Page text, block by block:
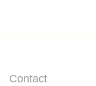
Contact